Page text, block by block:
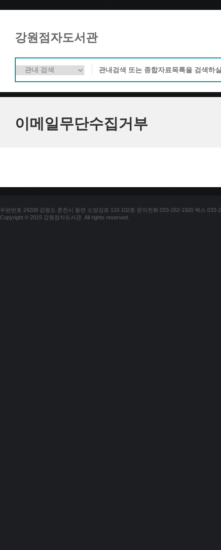
강원점자도서관
이메일무단수집거부
우편번호 24209 강원도 춘천시 동면 소양강로 110 102호 문의전화 033-262-1920 팩스 033-
Copyright © 2015 강원점자도서관. All rights reserved.